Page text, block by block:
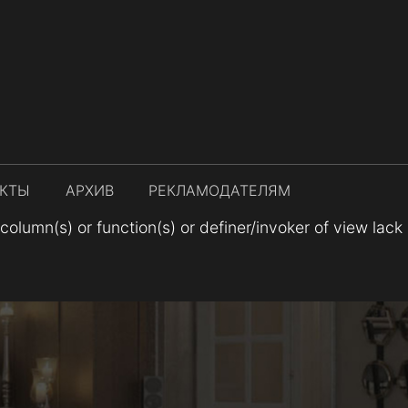
АРХИВ РЕКЛАМОДАТЕЛЯМ
or function(s) or definer/invoker of view lack